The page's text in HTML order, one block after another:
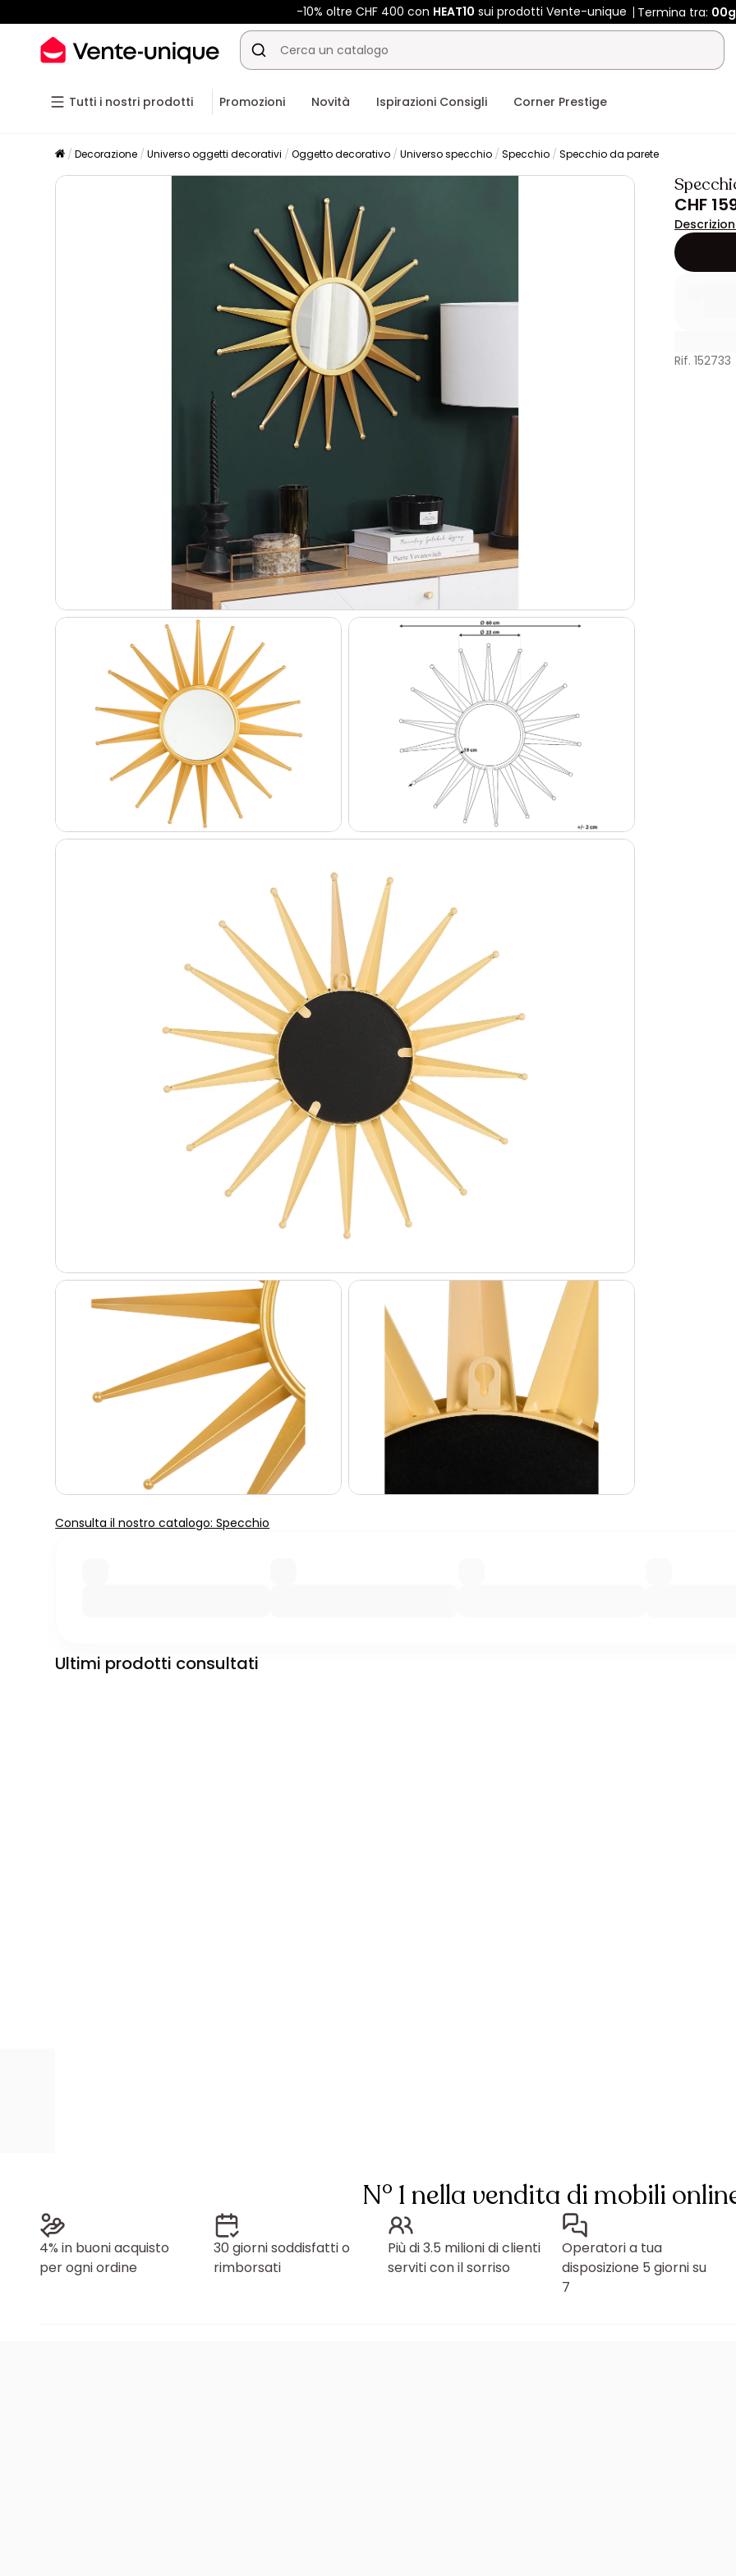
-10% oltre CHF 400 con HEAT10sui prodotti Vente-unique Termina tra: 00g
Tutti i nostri prodotti Promozioni Novità Ispirazioni Consigli Corner Prestige
Decorazione Universo oggetti decorativi Oggetto decorativo Universo specchio Specchio Specchio da parete
CHF
Rif. 152733
Consulta il nostro catalogo: Specchio
Ultimi prodotti consultati
N° 1 nella vendita di mobili
4% in buoni acquisto
per ogni ordine
30 giorni soddisfatti o
rimborsati
Più di 3.5 milioni di clienti
serviti con il sorriso
Operatori a tua
disposizione 5 giorni su
7